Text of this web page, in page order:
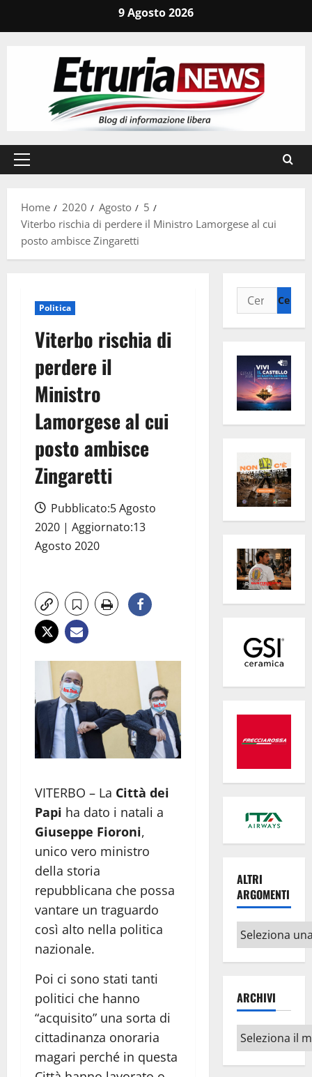
9 Agosto 2026
Menu
Home
2020 Agosto
5
Viterbo rischia di perdere il Ministro Lamorgese al cui
posto ambisce Zingaretti
Politica
Viterbo rischia di
perdere il
Ministro
Lamorgese al cui
posto ambisce
Zingaretti
Pubblicato:5 Agosto
2020 | Aggiornato:13
Agosto 2020
VITERBO – La Città dei
Papi ha dato i natali a
Giuseppe Fioroni,
unico vero ministro
della storia
repubblicana che possa
vantare un traguardo
così alto nella politica
nazionale.
Poi ci sono stati tanti
politici che hanno
“acquisito” una sorta di
cittadinanza onoraria
magari perché in questa
Ricerca
per:
ALTRI
ARGOMENTI
Altri
argomenti
ARCHIVI
Archivi